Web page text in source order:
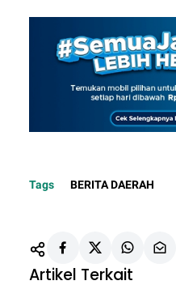
Tags BERITA DAERAH
Artikel Terkait